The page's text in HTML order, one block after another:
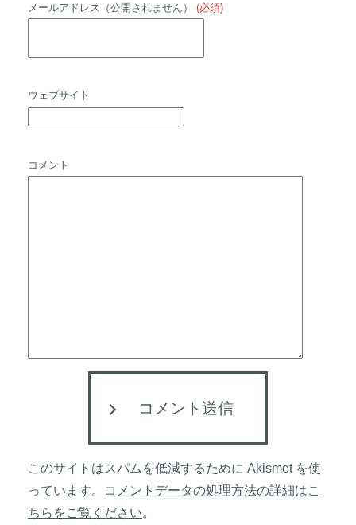
メールアドレス（公開されません） (必須)
ウェブサイト
コメント
コメント送信
このサイトはスパムを低減するために Akismet を使
っています。
コメントデータの処理方法の詳細はこ
ちらをご覧ください。